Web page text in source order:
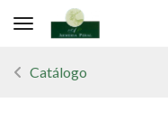
Toggle navigation
Catálogo